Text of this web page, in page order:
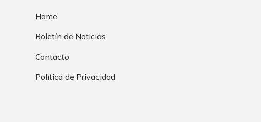
Home
Boletín de Noticias
Contacto
Política de Privacidad